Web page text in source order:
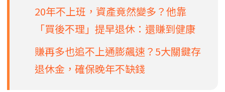
20年不上班，資產竟然變多？他靠
「買後不理」提早退休：還賺到健康
賺再多也追不上通膨飆速？5大關鍵存
退休金，確保晚年不缺錢